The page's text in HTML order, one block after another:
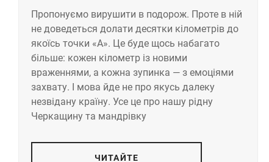
Пропонуємо вирушити в подорож. Проте в ній
не доведеться долати десятки кілометрів до
якоїсь точки «А». Це буде щось набагато
більше: кожен кілометр із новими
враженнями, а кожна зупинка — з емоціями
захвату. І мова йде не про якусь далеку
незвідану країну. Усе це про нашу рідну
Черкащину та мандрівку
ЧИТАЙТЕ